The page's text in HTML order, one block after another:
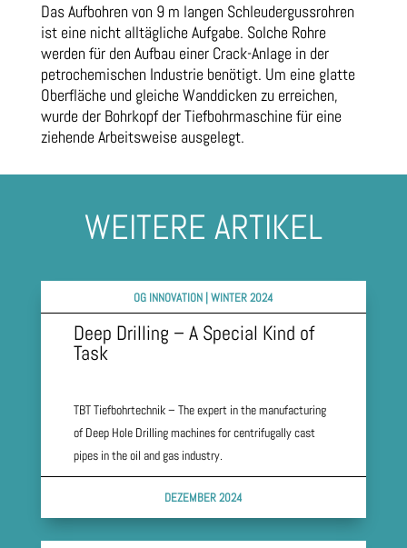
Das Aufbohren von 9 m langen Schleudergussrohren
ist eine nicht alltägliche Aufgabe. Solche Rohre
werden für den Aufbau einer Crack-Anlage in der
petrochemischen Industrie benötigt. Um eine glatte
Oberfläche und gleiche Wanddicken zu erreichen,
wurde der Bohrkopf der Tiefbohrmaschine für eine
ziehende Arbeitsweise ausgelegt.
WEITERE ARTIKEL
OG INNOVATION | WINTER 2024
Deep Drilling – A Special Kind of
Task
TBT Tiefbohrtechnik – The expert in the manufacturing
of Deep Hole Drilling machines for centrifugally cast
pipes in the oil and gas industry.
DEZEMBER 2024